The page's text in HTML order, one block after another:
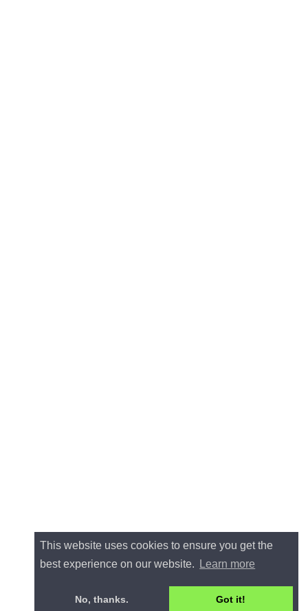
This website uses cookies to ensure you get the
best experience on our website.
Learn more
No, thanks. Got it!